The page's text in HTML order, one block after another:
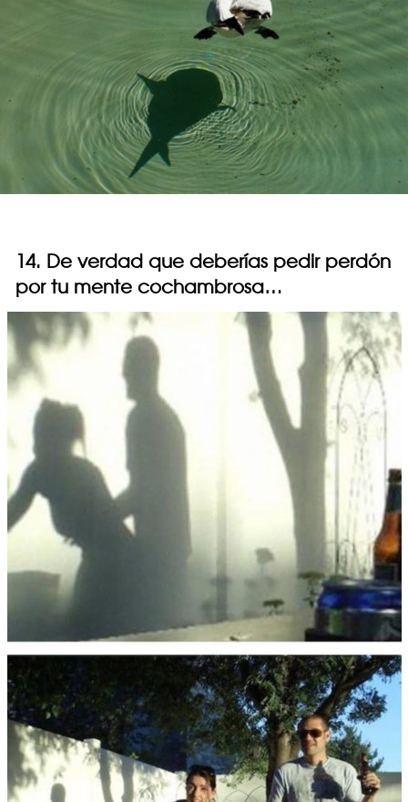
14. De verdad que deberías pedir perdón
por tu mente cochambrosa…